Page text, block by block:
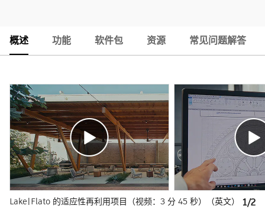
概述 功能 软件包 资源 常见问题解答
Lake|Flato 的适应性再利用项目（视频：3 分 45 秒）（英文） 1/2